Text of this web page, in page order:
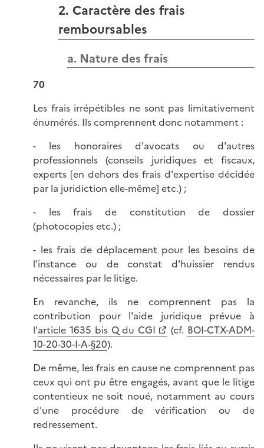
2. Caractère des frais
remboursables
a. Nature des frais
70
Les frais irrépétibles ne sont pas limitativement
énumérés. Ils comprennent donc notamment :
- les honoraires d'avocats ou d'autres
professionnels (conseils juridiques et fiscaux,
experts [en dehors des frais d'expertise décidée
par la juridiction elle-même] etc.) ;
- les frais de constitution de dossier
(photocopies etc.) ;
- les frais de déplacement pour les besoins de
l'instance ou de constat d'huissier rendus
nécessaires par le litige.
En revanche, ils ne comprennent pas la
contribution pour l'aide juridique prévue à
l'article 1635 bis Q du CGI (cf. BOI-CTX-ADM-
10-20-30-I-A-§20).
De même, les frais en cause ne comprennent pas
ceux qui ont pu être engagés, avant que le litige
contentieux ne soit noué, notamment au cours
d'une procédure de vérification ou de
redressement.